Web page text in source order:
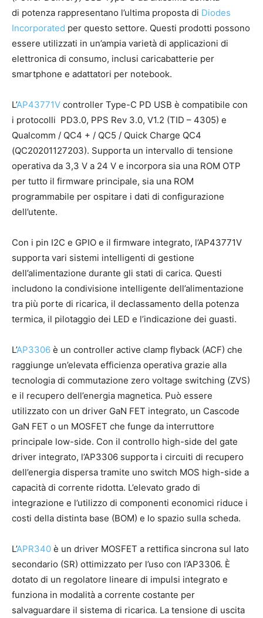
di potenza rappresentano l’ultima proposta di Diodes
Incorporated per questo settore. Questi prodotti possono
essere utilizzati in un’ampia varietà di applicazioni di
elettronica di consumo, inclusi caricabatterie per
smartphone e adattatori per notebook.
L’AP43771V controller Type-C PD USB è compatibile con
i protocolli PD3.0, PPS Rev 3.0, V1.2 (TID – 4305) e
Qualcomm / QC4 + / QC5 / Quick Charge QC4
(QC20201127203). Supporta un intervallo di tensione
operativa da 3,3 V a 24 V e incorpora sia una ROM OTP
per tutto il firmware principale, sia una ROM
programmabile per ospitare i dati di configurazione
dell’utente.
Con i pin I2C e GPIO e il firmware integrato, l’AP43771V
supporta vari sistemi intelligenti di gestione
dell’alimentazione durante gli stati di carica. Questi
includono la condivisione intelligente dell’alimentazione
tra più porte di ricarica, il declassamento della potenza
termica, il pilotaggio dei LED e l’indicazione dei guasti.
L’AP3306 è un controller active clamp flyback (ACF) che
raggiunge un’elevata efficienza operativa grazie alla
tecnologia di commutazione zero voltage switching (ZVS)
e il recupero dell’energia magnetica. Può essere
utilizzato con un driver GaN FET integrato, un Cascode
GaN FET o un MOSFET che funge da interruttore
principale low-side. Con il controllo high-side del gate
driver integrato, l’AP3306 supporta i circuiti di recupero
dell’energia dispersa tramite uno switch MOS high-side a
capacità di corrente ridotta. L’elevato grado di
integrazione e l’utilizzo di componenti economici riduce i
costi della distinta base (BOM) e lo spazio sulla scheda.
L’APR340 è un driver MOSFET a rettifica sincrona sul lato
secondario (SR) ottimizzato per l’uso con l’AP3306. È
dotato di un regolatore lineare di impulsi integrato e
funziona in modalità a corrente costante per
salvaguardare il sistema di ricarica. La tensione di uscita